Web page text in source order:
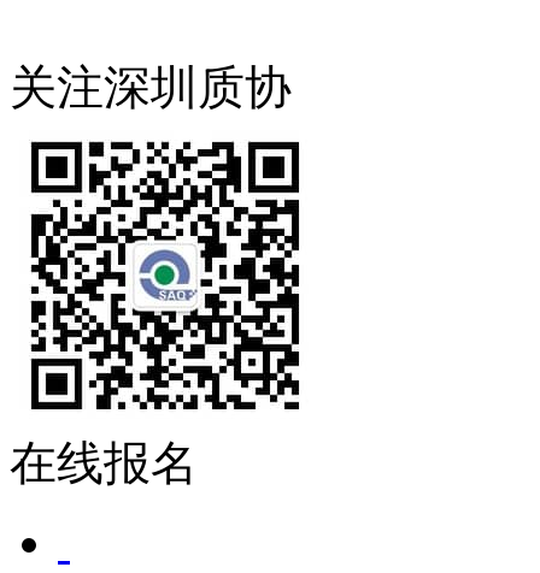
关注深圳质协
在线报名